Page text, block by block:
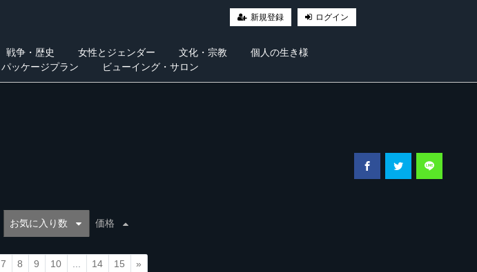
新規登録 ログイン
戦争・歴史 女性とジェンダー 文化・宗教
個人の生き様
パッケージプラン ビューイング・サロン
お気に入り数 価格
7 8 9 10 14 15 »